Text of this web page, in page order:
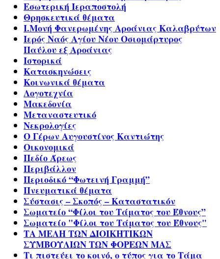
Εσωτερική Ιεραποστολή
Θρησκευτικά θέματα
Ι.Μονή Φανερωμένης Αροάνιας Καλαβρύτων
Ιερός Ναός Αγίου Νέου Οσιομάρτυρος
Παύλου εξ Αροάνιας
Ιστορικά
Κατασκηνώσεις
Κοινωνικά θέματα
Λογοτεχνία
Μακεδονία
Μεταναστευτικό
Νεκρολογίες
Ο Γέρων Αυγουστίνος Καντιώτης
Οικονομικά
Πεδίο Άρεως
Περιβάλλον
Περιοδικό “Φωτεινή Γραμμή”
Πνευματικά θέματα
Σύστασις – Σκοπός – Καταστατικόν
Σωματείο “Φίλοι του Τάματος του Έθνους”
Σωματείο "Φίλοι του Τάματος του Έθνους"
ΤΑ ΜΕΛΗ ΤΩΝ ΔΙΟΙΚΗΤΙΚΩΝ
ΣΥΜΒΟΥΛΙΩΝ ΤΩΝ ΦΟΡΕΩΝ ΜΑΣ
Τι πιστεύει το κοινό, ο τύπος για το Τάμα